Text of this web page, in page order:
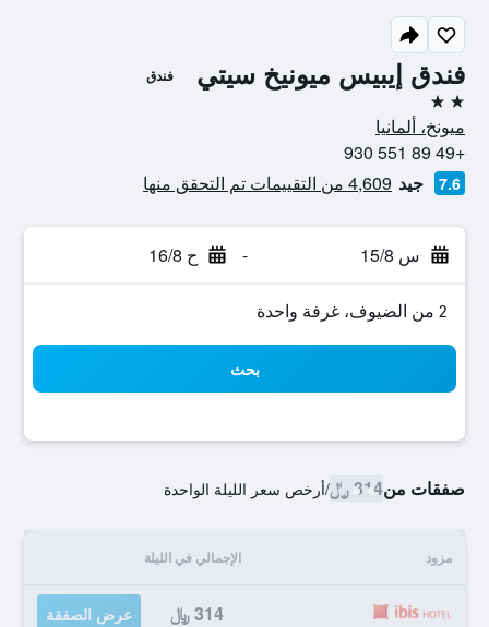
فندق إيبيس ميونيخ سيتي فندق
2 نجمتين
ميونخ، ألمانيا
+49 89 551 930
7.6 جيد 4,609 من التقييمات تم التحقق منها
س 15/8 - ح 16/8
2 من الضيوف، غرفة واحدة
بحث
صفقات من314 ﷼ /أرخص سعر الليلة الواحدة
مزود الإجمالي في الليلة
314 ﷼ عرض الصفقة